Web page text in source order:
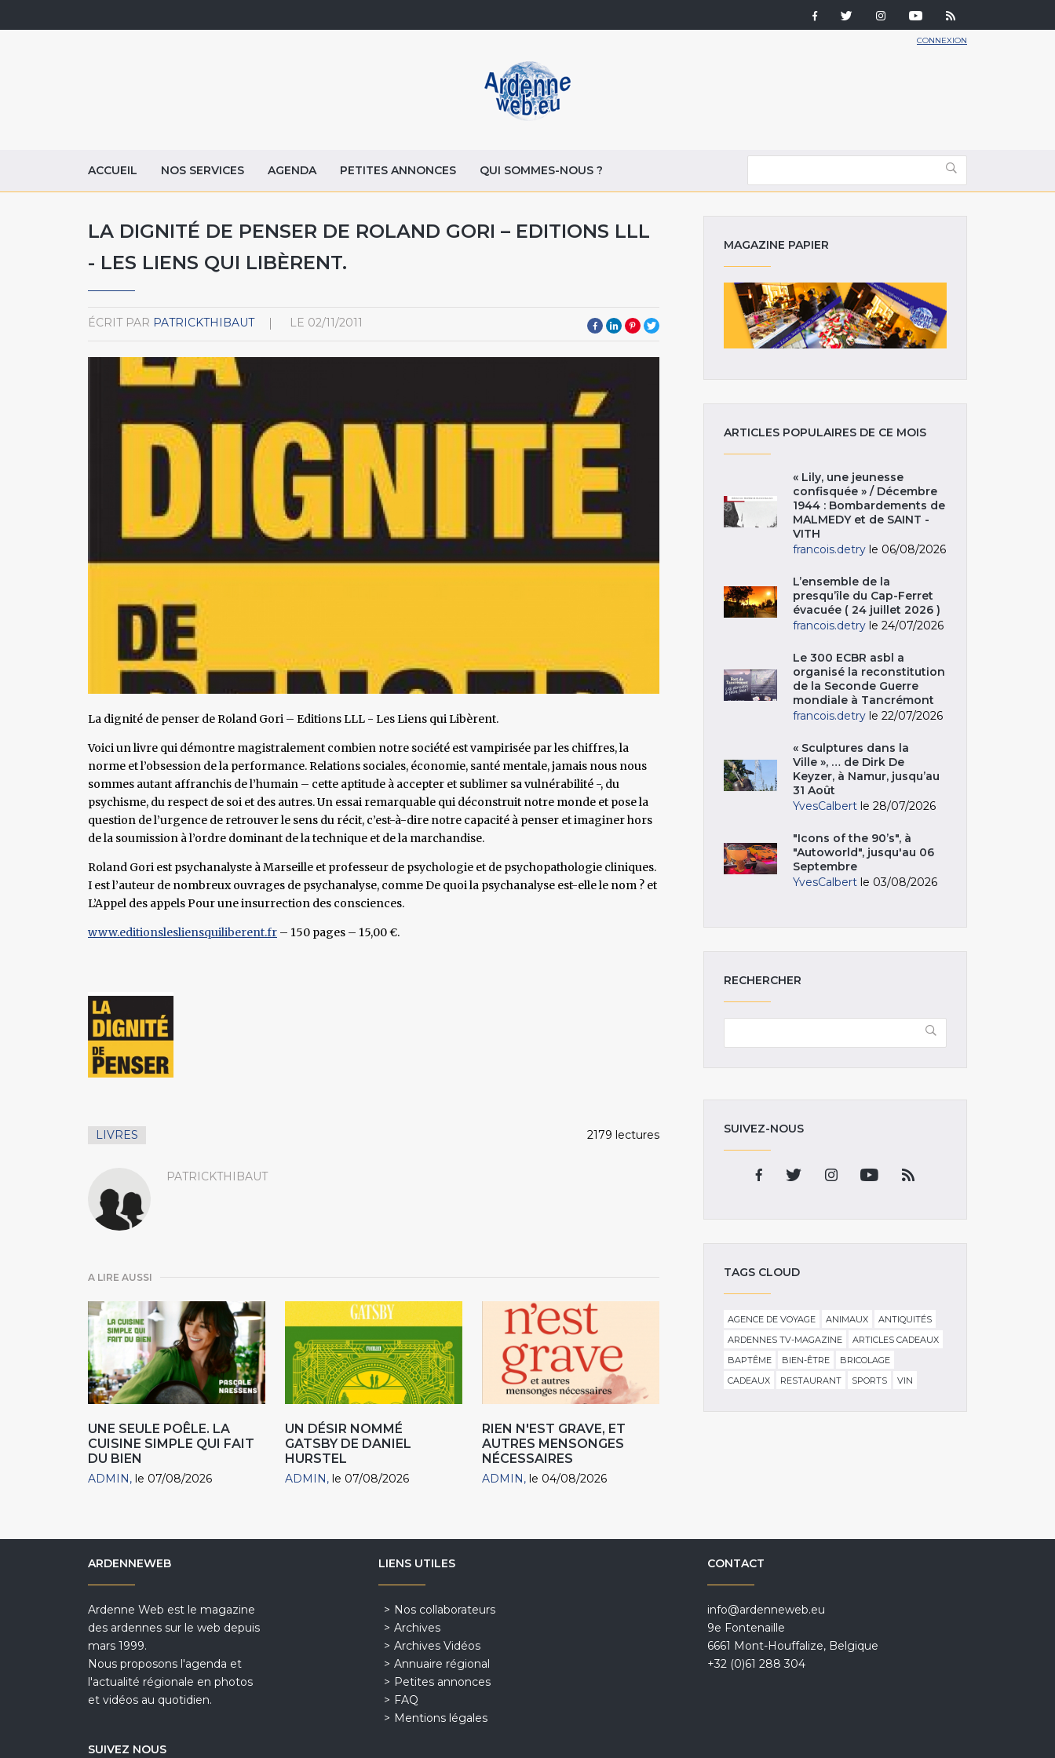
CONNEXION
ACCUEIL NOS SERVICES AGENDA PETITES ANNONCES QUI SOMMES-NOUS ?
LA DIGNITÉ DE PENSER DE ROLAND GORI – EDITIONS LLL
- LES LIENS QUI LIBÈRENT.
ÉCRIT PAR PATRICKTHIBAUT LE 02/11/2011
La dignité de penser de Roland Gori – Editions LLL - Les Liens qui Libèrent.
Voici un livre qui démontre magistralement combien notre société est vampirisée par les chiffres, la
norme et l’obsession de la performance. Relations sociales, économie, santé mentale, jamais nous nous
sommes autant affranchis de l’humain – cette aptitude à accepter et sublimer sa vulnérabilité -, du
psychisme, du respect de soi et des autres. Un essai remarquable qui déconstruit notre monde et pose la
question de l’urgence de retrouver le sens du récit, c’est-à-dire notre capacité à penser et imaginer hors
de la soumission à l’ordre dominant de la technique et de la marchandise.
Roland Gori est psychanalyste à Marseille et professeur de psychologie et de psychopathologie cliniques.
I est l’auteur de nombreux ouvrages de psychanalyse, comme De quoi la psychanalyse est-elle le nom ? et
L’Appel des appels Pour une insurrection des consciences.
www.editionslesliensquiliberent.fr – 150 pages – 15,00 €.
LIVRES 2179 lectures
PATRICKTHIBAUT
A LIRE AUSSI
UNE SEULE POÊLE. LA
CUISINE SIMPLE QUI FAIT
DU BIEN
ADMIN le 07/08/2026
UN DÉSIR NOMMÉ
GATSBY DE DANIEL
HURSTEL
ADMIN le 07/08/2026
RIEN N'EST GRAVE, ET
AUTRES MENSONGES
NÉCESSAIRES
ADMIN le 04/08/2026
MAGAZINE PAPIER
ARTICLES POPULAIRES DE CE MOIS
« Lily, une jeunesse
confisquée » / Décembre
1944 : Bombardements de
MALMEDY et de SAINT -
VITH
francois.detry le 06/08/2026
L’ensemble de la
presqu’île du Cap-Ferret
évacuée ( 24 juillet 2026 )
francois.detry le 24/07/2026
Le 300 ECBR asbl a
organisé la reconstitution
de la Seconde Guerre
mondiale à Tancrémont
francois.detry le 22/07/2026
« Sculptures dans la
Ville », … de Dirk De
Keyzer, à Namur, jusqu’au
31 Août
YvesCalbert le 28/07/2026
"Icons of the 90’s", à
"Autoworld", jusqu'au 06
Septembre
YvesCalbert le 03/08/2026
RECHERCHER
SUIVEZ-NOUS
TAGS CLOUD
AGENCE DE VOYAGE ANIMAUX
ANTIQUITÉS
ARDENNES TV-MAGAZINE
ARTICLES CADEAUX
BAPTÊME
BIEN-ÊTRE
BRICOLAGE
CADEAUX
RESTAURANT SPORTS VIN
ARDENNEWEB
Ardenne Web est le magazine
des ardennes sur le web depuis
mars 1999.
Nous proposons l'agenda et
l'actualité régionale en photos
et vidéos au quotidien.
SUIVEZ NOUS
LIENS UTILES
Nos collaborateurs
Archives
Archives Vidéos
Annuaire régional
Petites annonces
FAQ
Mentions légales
CONTACT
info@ardenneweb.eu
9e Fontenaille
6661 Mont-Houffalize, Belgique
+32 (0)61 288 304